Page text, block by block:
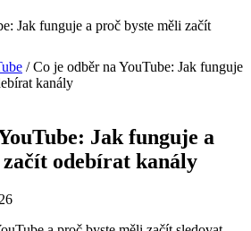
/ Co je odběr na YouTube: Jak funguje
kanály
Jak funguje a
odebírat kanály